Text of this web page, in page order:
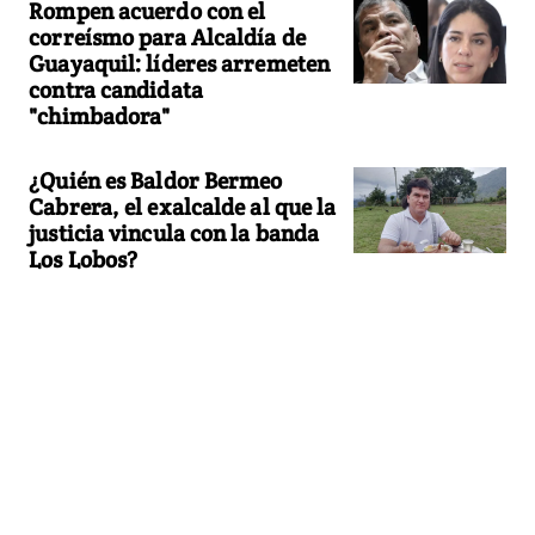
Rompen acuerdo con el
correísmo para Alcaldía de
Guayaquil: líderes arremeten
contra candidata
"chimbadora"
¿Quién es Baldor Bermeo
Cabrera, el exalcalde al que la
justicia vincula con la banda
Los Lobos?